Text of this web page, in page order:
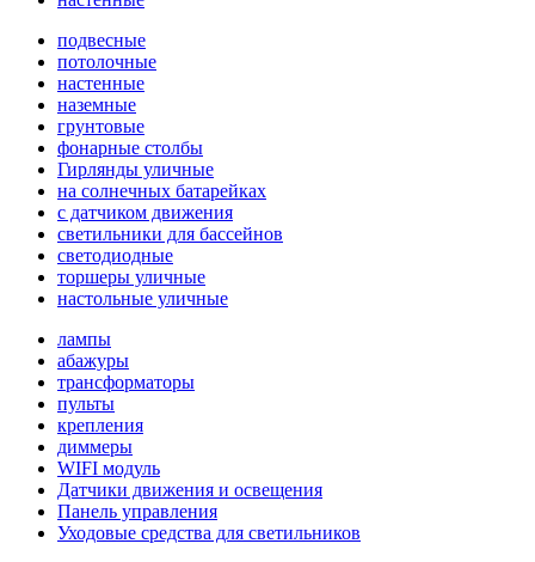
подвесные
потолочные
настенные
наземные
грунтовые
фонарные столбы
Гирлянды уличные
на солнечных батарейках
с датчиком движения
светильники для бассейнов
светодиодные
торшеры уличные
настольные уличные
лампы
абажуры
трансформаторы
пульты
крепления
диммеры
WIFI модуль
Датчики движения и освещения
Панель управления
Уходовые средства для светильников